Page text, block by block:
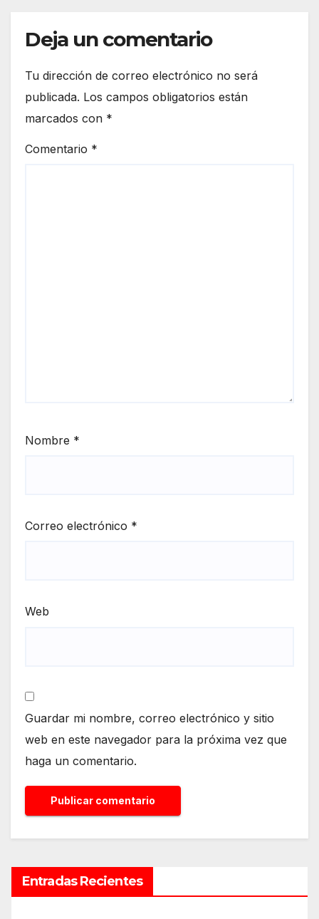
Deja un comentario
Tu dirección de correo electrónico no será
publicada. Los campos obligatorios están
marcados con *
Comentario *
Nombre *
Correo electrónico *
Web
Guardar mi nombre, correo electrónico y sitio
web en este navegador para la próxima vez que
haga un comentario.
Entradas Recientes